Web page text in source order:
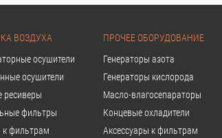
ВОЗДУХА
осушители
осушители
ресиверы
фильтры
к фильтрам
ПРОЧЕЕ ОБОРУДОВАНИЕ
Генераторы азота
Генераторы кислорода
Масло-влагосепараторы
Концевые охладители
Аксессуары к фильтрам